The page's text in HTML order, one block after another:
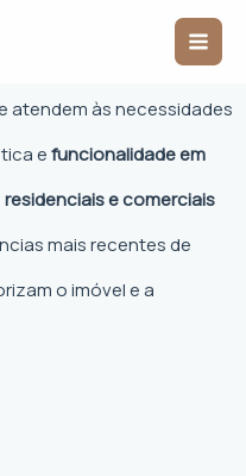
Main
em
atendem às necessidades
efuncionalidade em
residenciais e comerciais
mais recentes de
o imóvel e a